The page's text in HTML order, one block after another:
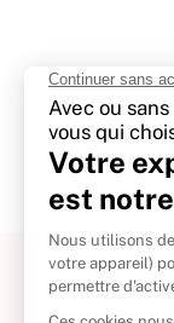
À propos